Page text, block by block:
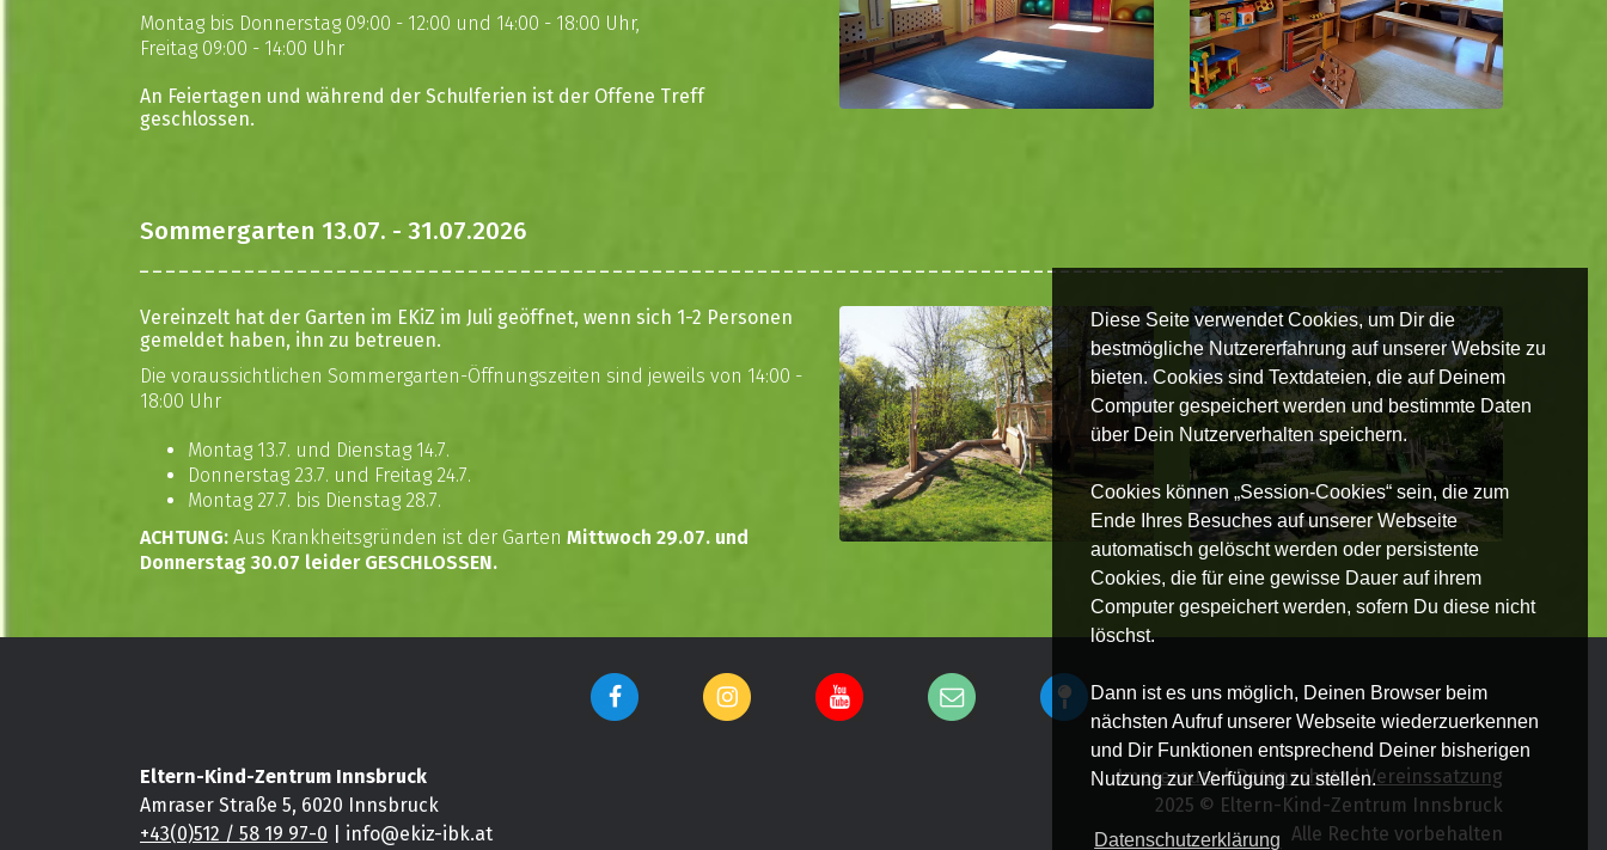
Diese Seite verwendet Cookies, um Dir die
bestmögliche Nutzererfahrung auf unserer Website zu
bieten. Cookies sind Textdateien, die auf Deinem
Computer gespeichert werden und bestimmte Daten
über Dein Nutzerverhalten speichern.
Cookies können „Session-Cookies“ sein, die zum
Ende Ihres Besuches auf unserer Webseite
automatisch gelöscht werden oder persistente
Cookies, die für eine gewisse Dauer auf ihrem
Computer gespeichert werden, sofern Du diese nicht
löschst.
Dann ist es uns möglich, Deinen Browser beim
nächsten Aufruf unserer Webseite wiederzuerkennen
und Dir Funktionen entsprechend Deiner bisherigen
Nutzung zur Verfügung zu stellen.
Datenschutzerklärung
Montag bis Donnerstag 09:00 - 12:00 und 14:00 - 18:00 Uhr,
Freitag 09:00 - 14:00 Uhr
An Feiertagen und während der Schulferien ist der Offene Treff
geschlossen.
Sommergarten 13.07. - 31.07.2026
Vereinzelt hat der Garten im EKiZ im Juli geöffnet, wenn sich 1-2 Personen
gemeldet haben, ihn zu betreuen.
Die voraussichtlichen Sommergarten-Öffnungszeiten sind jeweils von 14:00 -
18:00 Uhr
Montag 13.7. und Dienstag 14.7.
Donnerstag 23.7. und Freitag 24.7.
Montag 27.7. bis Dienstag 28.7.
ACHTUNG: Aus Krankheitsgründen ist der Garten Mittwoch 29.07. und
Donnerstag 30.07 leider GESCHLOSSEN.
Eltern-Kind-Zentrum Innsbruck
Amraser Straße 5, 6020 Innsbruck
+43(0)512 / 58 19 97-0 | info@ekiz-ibk.at
Impressum|Datenschutz|Vereinssatzung
2025 © Eltern-Kind-Zentrum Innsbruck
Alle Rechte vorbehalten